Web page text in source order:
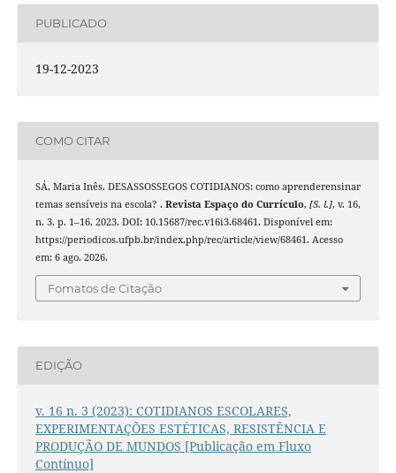
PUBLICADO
19-12-2023
COMO CITAR
SÁ, Maria Inês. DESASSOSSEGOS COTIDIANOS: como aprenderensinar
temas sensíveis na escola? . Revista Espaço do Currículo, [S. l.], v. 16,
n. 3, p. 1–16, 2023. DOI: 10.15687/rec.v16i3.68461. Disponível em:
https://periodicos.ufpb.br/index.php/rec/article/view/68461. Acesso
em: 6 ago. 2026.
Fomatos de Citação
EDIÇÃO
v. 16 n. 3 (2023): COTIDIANOS ESCOLARES,
EXPERIMENTAÇÕES ESTÉTICAS, RESISTÊNCIA E
PRODUÇÃO DE MUNDOS [Publicação em Fluxo
Contínuo]